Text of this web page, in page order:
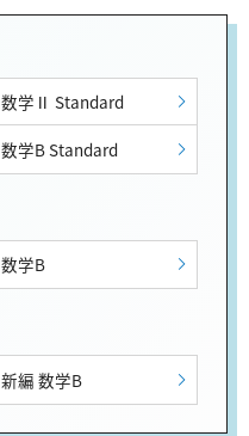
数学Ⅱ Standard
数学B Standard
数学B
新編 数学B